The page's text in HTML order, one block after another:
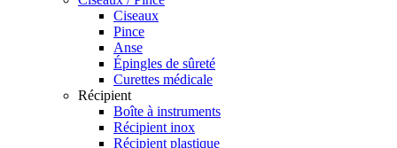
Ciseaux
Pince
Anse
Épingles de sûreté
Curettes médicale
Récipient
Boîte à instruments
Récipient inox
Récipient plastique